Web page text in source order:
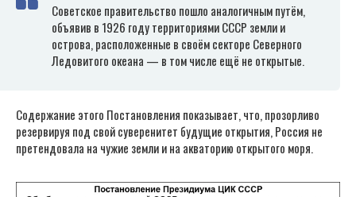
Советское правительство пошло аналогичным путём,
объявив в 1926 году территориями СССР земли и
острова, расположенные в своём секторе Северного
Ледовитого океана — в том числе ещё не открытые.
Содержание этого Постановления показывает, что, прозорливо
резервируя под свой суверенитет будущие открытия, Россия не
претендовала на чужие земли и на акваторию открытого моря.